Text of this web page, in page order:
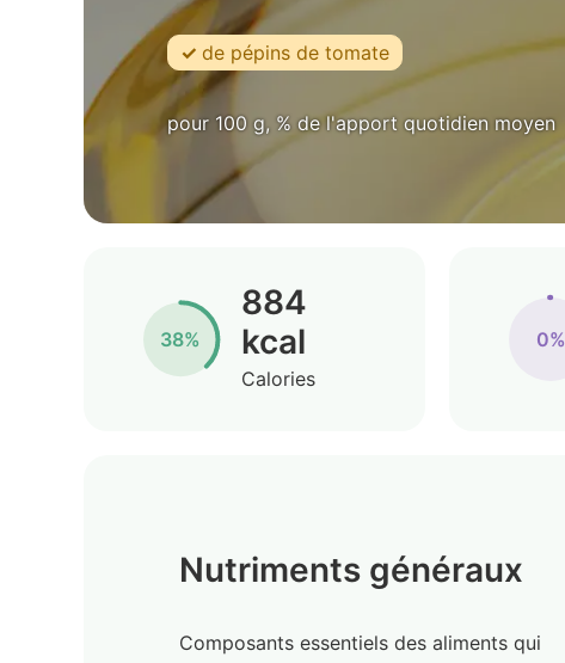
de pépins de tomate
pour 100 g, % de l'apport quotidien moyen
38%
884
kcal
Calories
0%
Nutriments généraux
Composants essentiels des aliments qui